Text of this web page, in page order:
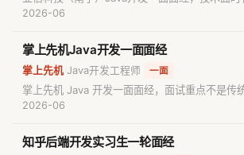
考察研究生阶段课程与项目内容、Graph RAG及
仍关注候选人对AI相关方向的掌握。
2026-06
掌上先机Java开发一面面经
掌上先机 Java开发工程师 一面
掌上先机 Java 开发一面面经，面试重点不是传
定性、AI 工程实践、大型项目经历、学习强度和
2026-06
知乎后端开发实习生一轮面经